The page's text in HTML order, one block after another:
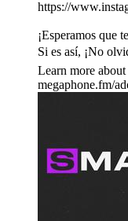
https://
¡Esperamos que
Si es así, ¡No
Learn more
megaphone.fm/